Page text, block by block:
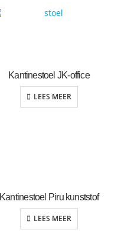
Kantinestoel JK-office
LEES MEER
Kantinestoel Piru kunststof
LEES MEER